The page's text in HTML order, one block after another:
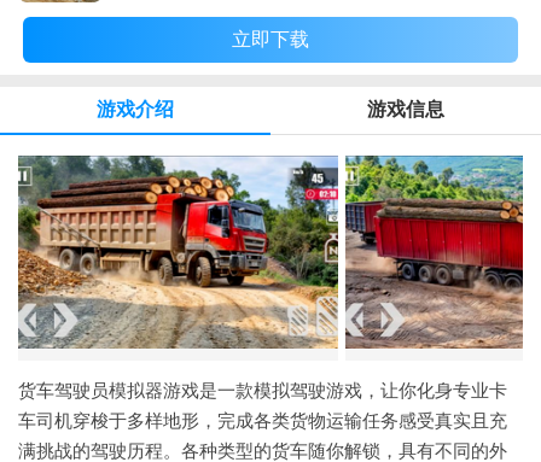
立即下载
游戏介绍 游戏信息
货车驾驶员模拟器游戏是一款模拟驾驶游戏，让你化身专业卡
车司机穿梭于多样地形，完成各类货物运输任务感受真实且充
满挑战的驾驶历程。各种类型的货车随你解锁，具有不同的外